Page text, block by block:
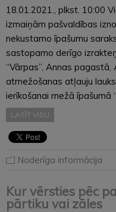
18.01.2021., plkst. 10:00
izmaiņām pašvaldības
nekustamo īpašumu
sastopamo derīgo
“Vārpas”, Annas
atmežošanas atļauju
ierīkošanai mežā īpašumā
LASĪT VISU
Noderīga informācija
Kur vērsties pēc
pārtiku vai zāles